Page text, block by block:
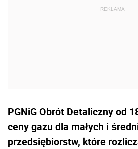
PGNiG Obrót Detaliczny od
ceny gazu dla małych i
przedsiębiorstw, które